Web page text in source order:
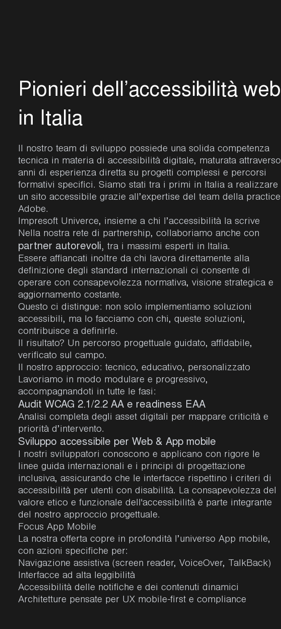
Pionieri dell’accessibilità web
in Italia
Il nostro team di sviluppo possiede una solida competenza
tecnica in materia di accessibilità digitale, maturata attraverso
anni di esperienza diretta su progetti complessi e percorsi
formativi specifici. Siamo stati tra i primi in Italia a realizzare
un sito accessibile grazie all’expertise del team della practice
Adobe.
Impresoft Univerce, insieme a chi l’accessibilità la scrive
Nella nostra rete di partnership, collaboriamo anche con
partner autorevoli, tra i massimi esperti in Italia.
Essere affiancati inoltre da chi lavora direttamente alla
definizione degli standard internazionali ci consente di
operare con consapevolezza normativa, visione strategica e
aggiornamento costante.
Questo ci distingue: non solo implementiamo soluzioni
accessibili, ma lo facciamo con chi, queste soluzioni,
contribuisce a definirle.
Il risultato? Un percorso progettuale guidato, affidabile,
verificato sul campo.
Il nostro approccio: tecnico, educativo, personalizzato
Lavoriamo in modo modulare e progressivo,
accompagnandoti in tutte le fasi:
Audit WCAG 2.1/2.2 AA e readiness EAA
Analisi completa degli asset digitali per mappare criticità e
priorità d’intervento.
Sviluppo accessibile per Web & App mobile
I nostri sviluppatori conoscono e applicano con rigore le
linee guida internazionali e i principi di progettazione
inclusiva, assicurando che le interfacce rispettino i criteri di
accessibilità per utenti con disabilità. La consapevolezza del
valore etico e funzionale dell'accessibilità è parte integrante
del nostro approccio progettuale.
Focus App Mobile
La nostra offerta copre in profondità l’universo App mobile,
con azioni specifiche per:
Navigazione assistiva (screen reader, VoiceOver, TalkBack)
Interfacce ad alta leggibilità
Accessibilità delle notifiche e dei contenuti dinamici
Architetture pensate per UX mobile-first e compliance